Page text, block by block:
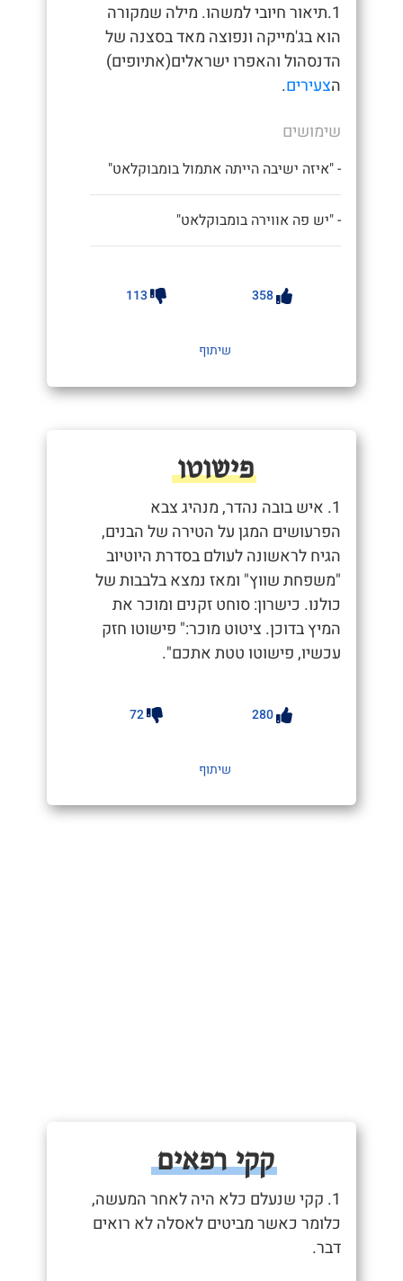
1.תיאור חיובי למשהו. מילה שמקורה
הוא בג'מייקה ונפוצה מאד בסצנה של
הדנסהול והאפרו ישראלים(אתיופים)
הצעירים.
שימושים
- "איזה ישיבה הייתה אתמול בומבוקלאט"
- "יש פה אווירה בומבוקלאט"
358
113
שיתוף
פישוטו
1. איש בובה נהדר, מנהיג צבא
הפרעושים המגן על הטירה של הבנים,
הגיח לראשונה לעולם בסדרת היוטיוב
"משפחת שווץ" ומאז נמצא בלבבות של
כולנו. כישרון: סוחט זקנים ומוכר את
המיץ בדוכן. ציטוט מוכר:" פישוטו חזק
עכשיו, פישוטו טטת אתכם".
280
72
שיתוף
קקי רפאים
1. קקי שנעלם כלא היה לאחר המעשה,
כלומר כאשר מביטים לאסלה לא רואים
דבר.